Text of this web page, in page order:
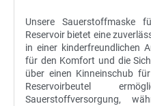
Unsere Sauerstoffmaske
Reservoir bietet eine
in einer kinderfreundlichen
für den Komfort und die
über einen Kinneinschub
Reservoirbeutel
Sauerstoffversorgung,